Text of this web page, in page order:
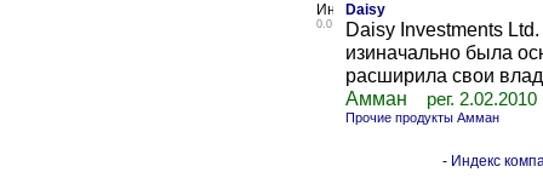
0.0
Daisy
Daisy Investments
изиначально была
расширила свои
Амман
рег. 2.02.2010
Прочие продукты Амман
- Индекс